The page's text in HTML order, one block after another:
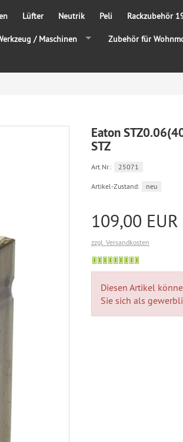
Lüfter Neutrik Peli Rackzubehör
/ Maschinen Zubehör für
Eaton
STZ
Art.Nr.: 25071
Artikel-Zustand: neu
109,00 EUR
zzgl. Versandkosten
Diesen Artikel
Sie sich als